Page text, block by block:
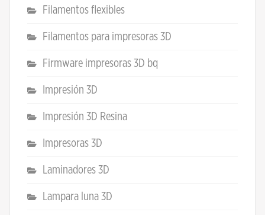
Filamentos flexibles
Filamentos para impresoras 3D
Firmware impresoras 3D bq
Impresión 3D
Impresión 3D Resina
Impresoras 3D
Laminadores 3D
Lampara luna 3D